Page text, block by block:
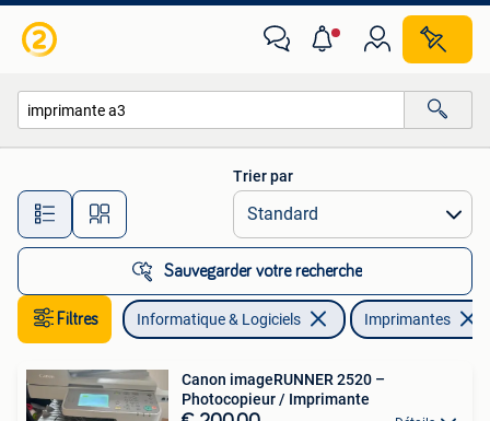
Toutes les distances…
Trier par
Sauvegarder votre recherche
Filtres Informatique & Logiciels Imprimantes
Canon imageRUNNER 2520 –
Photocopieur / Imprimante